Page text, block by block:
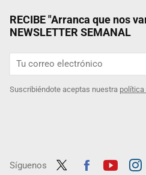
RECIBE "Arranca que nos
NEWSLETTER SEMANAL
Suscribiéndote aceptas nuestra política
Síguenos